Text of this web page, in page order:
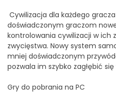
Cywilizacja dla każdego
doświadczonym graczom
kontrolowania cywilizacji w ich
zwycięstwa. Nowy system
mniej doświadczonym
pozwala im szybko zagłębić się
Gry do pobrania na PC